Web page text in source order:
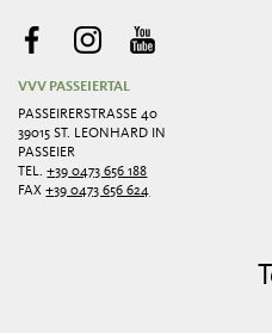
VVV PASSEIERTAL
PASSEIRERSTRASSE 40
39015 ST. LEONHARD IN
PASSEIER
TEL.+39 0473 656 188
FAX+39 0473 656 624